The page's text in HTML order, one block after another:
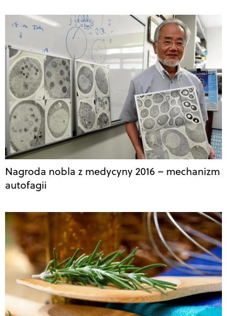
Nagroda nobla z medycyny 2016 – mechanizm
autofagii